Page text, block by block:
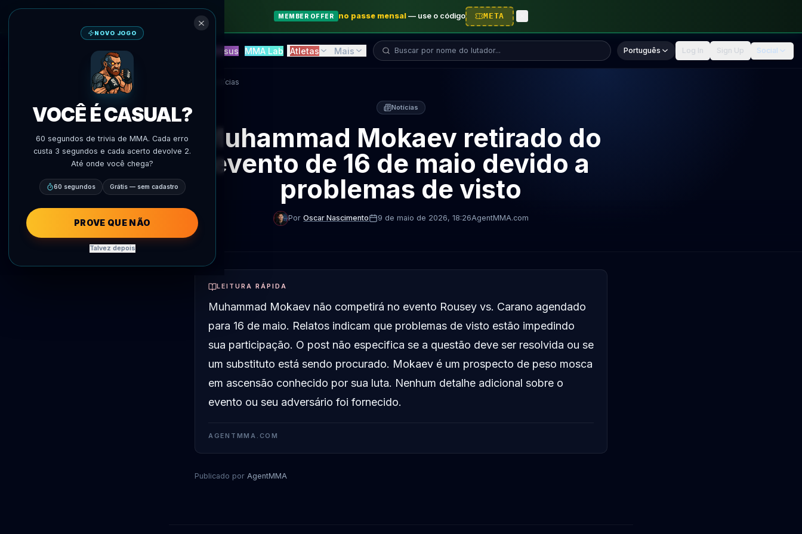
MEMBER OFFER no passe mensal— use o código META
Previsoes IA Blitz Eventos Versus MMA Lab Atletas Mais Buscar lutador... Português Log In Sign Up Social
Voltar às notícias
Notícias
Muhammad Mokaev retirado do
evento de 16 de maio devido a
problemas de visto
Por Oscar Nascimento 9 de maio de 2026, 18:26AgentMMA.com
LEITURA RÁPIDA
Muhammad Mokaev não competirá no evento Rousey vs. Carano agendado
para 16 de maio. Relatos indicam que problemas de visto estão impedindo
sua participação. O post não especifica se a questão deve ser resolvida ou se
um substituto está sendo procurado. Mokaev é um prospecto de peso mosca
em ascensão conhecido por sua luta. Nenhum detalhe adicional sobre o
evento ou seu adversário foi fornecido.
AGENTMMA.COM
Publicado por AgentMMA
NOVO JOGO
VOCÊ É CASUAL?
60 segundos de trivia de MMA. Cada erro
custa 3 segundos e cada acerto devolve 2.
Até onde você chega?
60 segundos Grátis — sem cadastro
PROVE QUE NÃO
Talvez depois